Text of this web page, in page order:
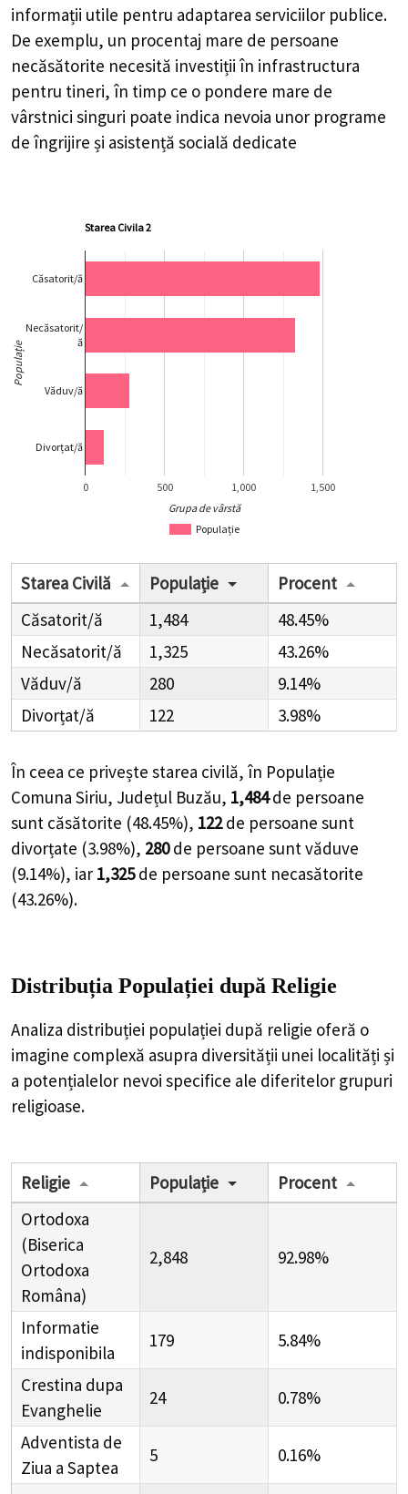
informații utile pentru adaptarea serviciilor publice.
De exemplu, un procentaj mare de persoane
necăsătorite necesită investiții în infrastructura
pentru tineri, în timp ce o pondere mare de
vârstnici singuri poate indica nevoia unor programe
de îngrijire și asistență socială dedicate
Starea Civila 2
Populație
0 500 1,000 1,500
Căsatorit/ă
Necăsatorit/
ă
Văduv/ă
Divorțat/ă
Grupa de vârstă
Populație
Starea Civilă Populație
Procent
Căsatorit/ă
1,484
48.45%
Necăsatorit/ă
1,325
43.26%
Văduv/ă
280
9.14%
Divorțat/ă
122 3.98%
În ceea ce privește starea civilă, în Populație
Comuna Siriu, Județul Buzău, 1,484 de persoane
sunt căsătorite (48.45%), 122 de persoane sunt
divorțate (3.98%), 280 de persoane sunt văduve
(9.14%), iar 1,325 de persoane sunt necasătorite
(43.26%).
Distribuția Populației după Religie
Analiza distribuției populației după religie oferă o
imagine complexă asupra diversității unei localități și
a potențialelor nevoi specifice ale diferitelor grupuri
religioase.
Religie Populație
Procent
Ortodoxa
(Biserica
Ortodoxa
Româna)
2,848 92.98%
Informatie
indisponibila
179 5.84%
Crestina dupa
Evanghelie
24 0.78%
Adventista de
Ziua a Saptea
5 0.16%